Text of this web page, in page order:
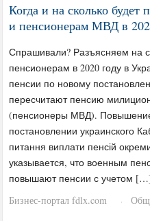
Когда и на сколько
и пенсионерам МВД в
Спрашивали? Разъясняем на
пенсионерам в 2020 году в
пенсии по новому
пересчитают пенсию
(пенсионеры МВД).
постановлении украинского
питання виплати пенсій
указывается, что военным
повышают пенсии с учетом
Бизнес-портал fdlx.com
·